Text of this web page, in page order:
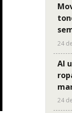
24
Al
24